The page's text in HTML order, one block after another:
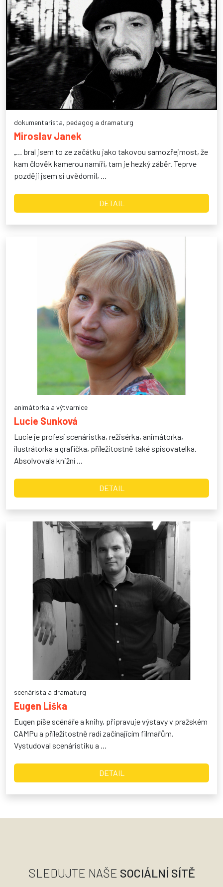
dokumentarista, pedagog a dramaturg
Miroslav Janek
„… bral jsem to ze začátku jako takovou samozřejmost, že
kam člověk kamerou namíří, tam je hezký záběr. Teprve
později jsem si uvědomil, ...
DETAIL
animátorka a výtvarnice
Lucie Sunková
Lucie je profesí scenáristka, režisérka, animátorka,
ilustrátorka a grafička, příležitostně také spisovatelka.
Absolvovala knižní ...
DETAIL
scenárista a dramaturg
Eugen Liška
Eugen píše scénáře a knihy, připravuje výstavy v pražském
CAMPu a příležitostně radí začínajícím filmařům.
Vystudoval scenáristiku a ...
DETAIL
SLEDUJTE NAŠE SOCIÁLNÍ SÍTĚ